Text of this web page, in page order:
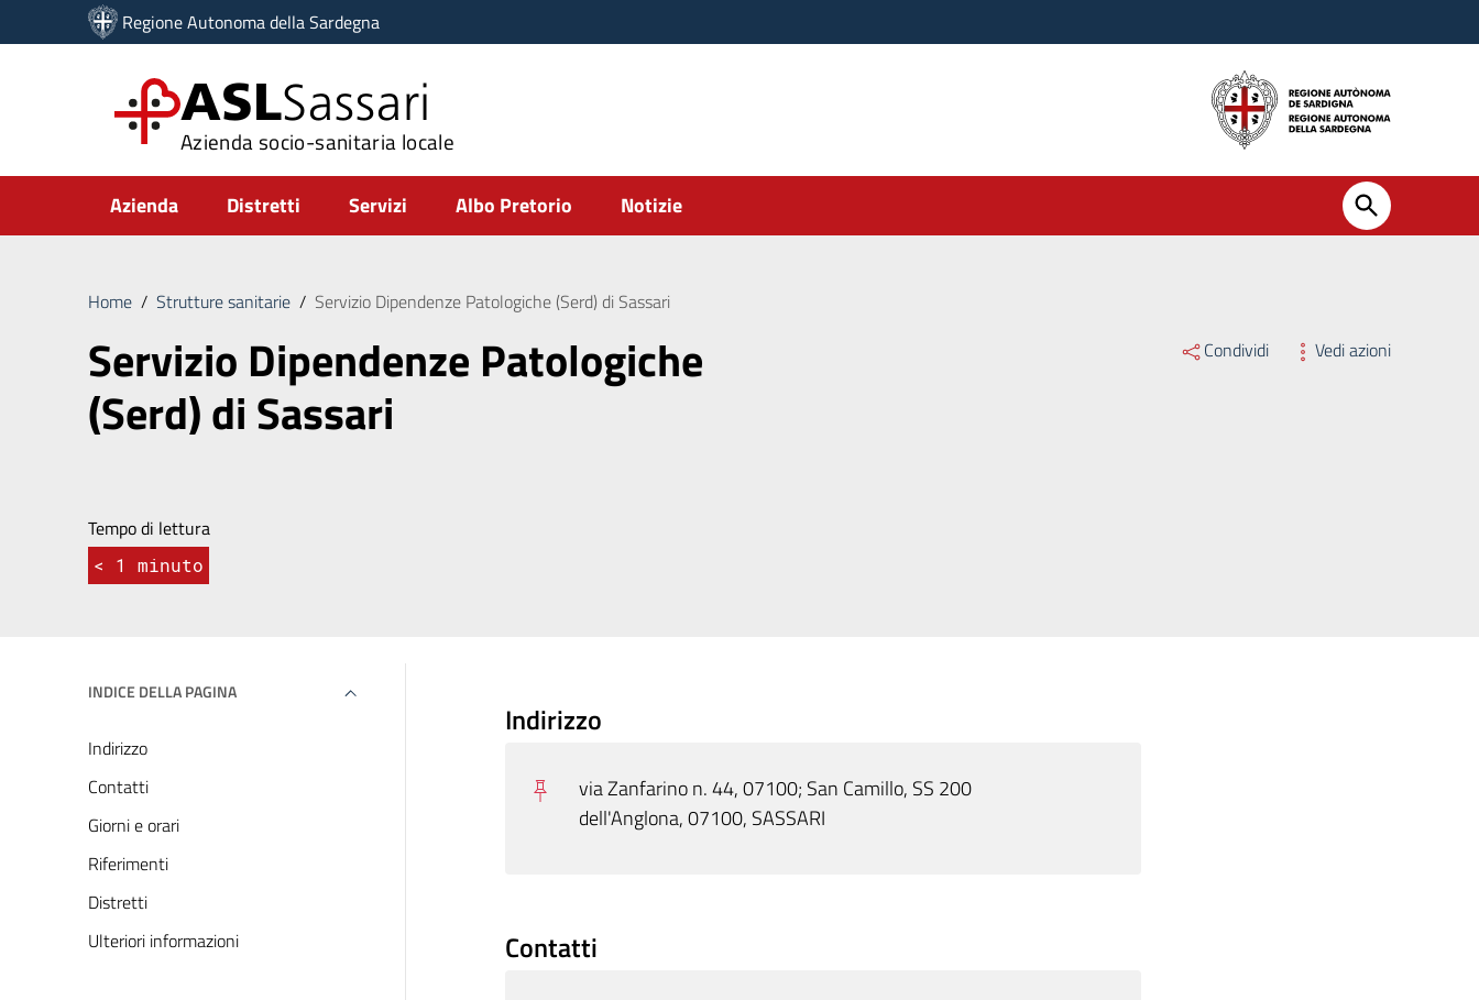
Vai ai contenuti
Vai al menu di navigazione
Regione Autonoma della Sardegna
ASLSassari
Azienda socio-sanitaria locale
Submenu
Azienda Distretti Servizi Albo Pretorio Notizie
Home / Strutture sanitarie / Servizio Dipendenze Patologiche (Serd) di Sassari
Servizio Dipendenze Patologiche
(Serd) di Sassari
Condividi Vedi azioni
Tempo di lettura
< 1 minuto
INDICE DELLA PAGINA
Indirizzo
Contatti
Giorni e orari
Riferimenti
Distretti
Ulteriori informazioni
Indirizzo
via Zanfarino n. 44, 07100; San Camillo, SS 200
dell'Anglona, 07100, SASSARI
Contatti